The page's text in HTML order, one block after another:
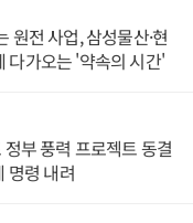
원전 사업, 삼성물산·현
다가오는 '약속의 시간'
부 풍력 프로젝트 동결
명령 내려